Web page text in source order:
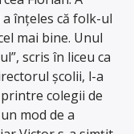
înțeles că folk-ul
mai bine. Unul
scris în liceu ca
școlii, l-a
colegii de
mod de a